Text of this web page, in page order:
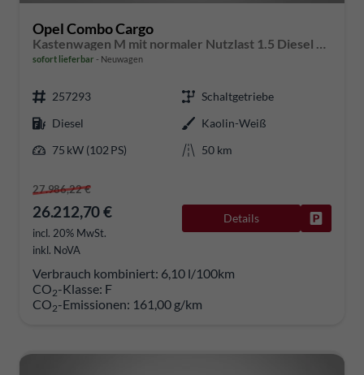
Opel Combo Cargo
Kastenwagen M mit normaler Nutzlast 1.5 Diesel 6-Gang
sofort lieferbar Neuwagen
257293
Schaltgetriebe
Diesel
Kaolin-Weiß
75 kW (102 PS)
50 km
27.986,22 €
26.212,70 €
incl. 20% MwSt.
inkl. NoVA
Details
Verbrauch kombiniert: 6,10 l/100km
CO2-Klasse: F
CO2-Emissionen: 161,00 g/km